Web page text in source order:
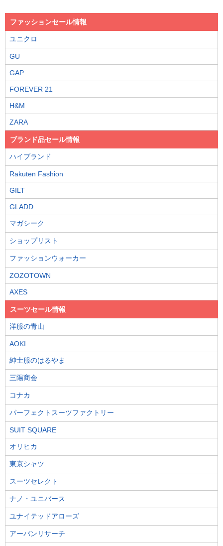
ファッションセール情報
ユニクロ
GU
GAP
FOREVER 21
H&M
ZARA
ブランド品セール情報
ハイブランド
Rakuten Fashion
GILT
GLADD
マガシーク
ショップリスト
ファッションウォーカー
ZOZOTOWN
AXES
スーツセール情報
洋服の青山
AOKI
紳士服のはるやま
三陽商会
コナカ
パーフェクトスーツファクトリー
SUIT SQUARE
オリヒカ
東京シャツ
スーツセレクト
ナノ・ユニバース
ユナイテッドアローズ
アーバンリサーチ